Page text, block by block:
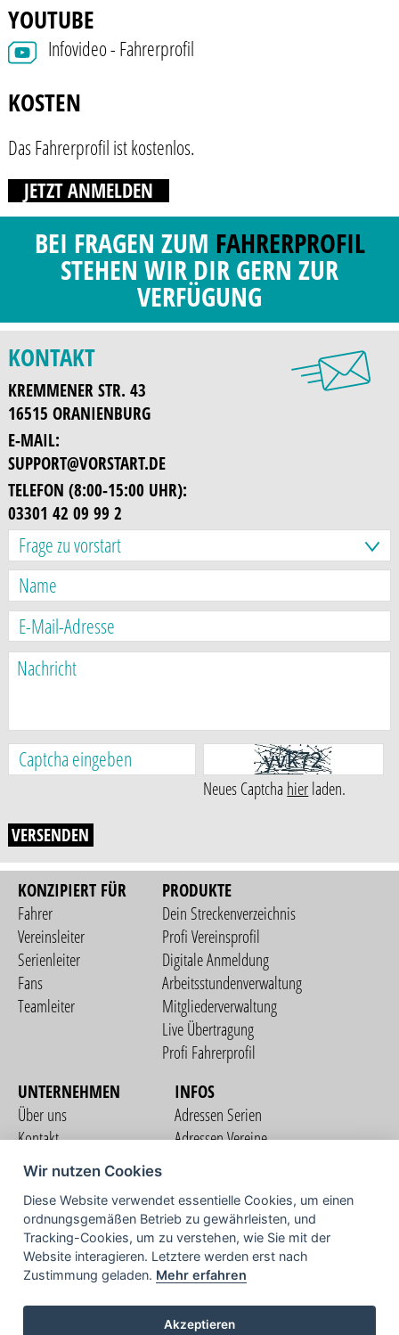
YOUTUBE
Infovideo - Fahrerprofil
KOSTEN
Das Fahrerprofil ist kostenlos.
JETZT ANMELDEN
BEI FRAGEN ZUM FAHRERPROFIL
STEHEN WIR DIR GERN ZUR
VERFÜGUNG
KONTAKT
KREMMENER STR. 43
16515 ORANIENBURG
E-MAIL:
SUPPORT@VORSTART.DE
TELEFON (8:00-15:00 UHR):
03301 42 09 99 2
Neues Captcha hierladen.
VERSENDEN
KONZIPIERT FÜR
Fahrer
Vereinsleiter
Serienleiter
Fans
Teamleiter
PRODUKTE
Dein Streckenverzeichnis
Profi Vereinsprofil
Digitale Anmeldung
Arbeitsstundenverwaltung
Mitgliederverwaltung
Live Übertragung
Profi Fahrerprofil
UNTERNEHMEN
Über uns
Kontakt
Nutzungsbedingungen
Datenschutzerklärung
Impressum
INFOS
Adressen Serien
Adressen Vereine
COMMUNITY
TV
Wir nutzen Cookies
Diese Website verwendet essentielle Cookies, um einen
ordnungsgemäßen Betrieb zu gewährleisten, und
Tracking-Cookies, um zu verstehen, wie Sie mit der
Website interagieren. Letztere werden erst nach
Zustimmung geladen. Mehr erfahren
Akzeptieren